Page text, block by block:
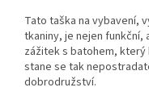
Tato taška na vybavení,
tkaniny, je nejen
zážitek s batohem,
stane se tak
dobrodružství.